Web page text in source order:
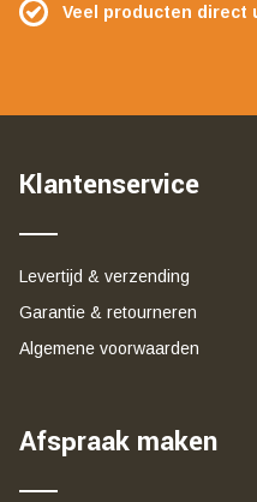
Veel producten direct
Klantenservice
Levertijd & verzending
Garantie & retourneren
Algemene voorwaarden
Afspraak maken